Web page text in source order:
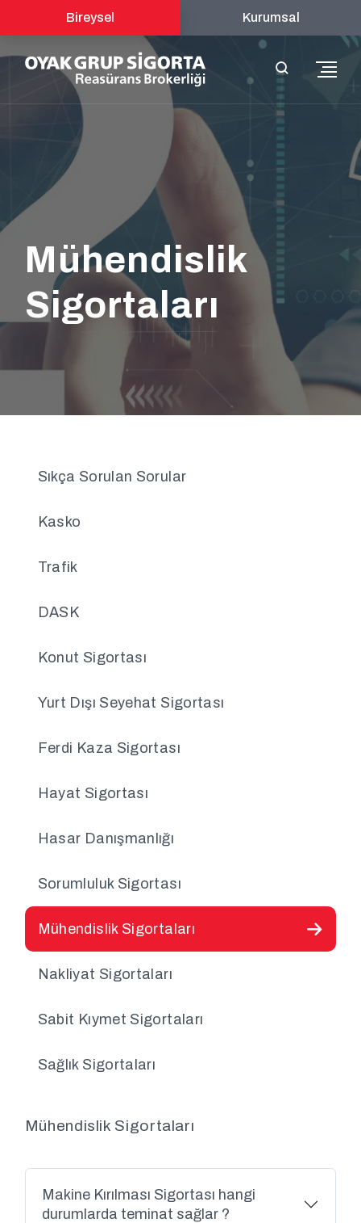
Bireysel Kurumsal
Mühendislik
Sigortaları
Sıkça Sorulan Sorular
Kasko
Trafik
DASK
Konut Sigortası
Yurt Dışı Seyehat Sigortası
Ferdi Kaza Sigortası
Hayat Sigortası
Hasar Danışmanlığı
Sorumluluk Sigortası
Mühendislik Sigortaları
Nakliyat Sigortaları
Sabit Kıymet Sigortaları
Sağlık Sigortaları
Mühendislik Sigortaları
Makine Kırılması Sigortası hangi
durumlarda teminat sağlar ?